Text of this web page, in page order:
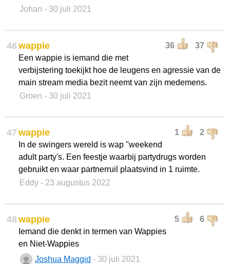
Johan - 30 juli 2021
46 36 37
wappie
Een wappie is iemand die met
verbijstering toekijkt hoe de leugens en agressie van de
main stream media bezit neemt van zijn medemens.
Groen - 30 juli 2021
47 1 2
wappie
In de swingers wereld is wap "weekend
adult party's. Een feestje waarbij partydrugs worden
gebruikt en waar partnerruil plaatsvind in 1 ruimte.
Eddy - 23 augustus 2022
48 5 6
wappie
Iemand die denkt in termen van Wappies
en Niet-Wappies
Joshua Maggid - 30 juli 2021